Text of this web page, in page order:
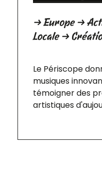
→ Europe →
Locale →
Le Périscope
musiques
témoigner des
artistiques